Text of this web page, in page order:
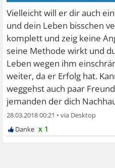
Vielleicht will er dir auch
und dein Leben bisschen
komplett und zeig keine
seine Methode wirkt und
Leben wegen ihm
weiter, da er Erfolg hat.
weggehst auch paar
jemanden der dich
28.03.2018 00:21 •
x 1